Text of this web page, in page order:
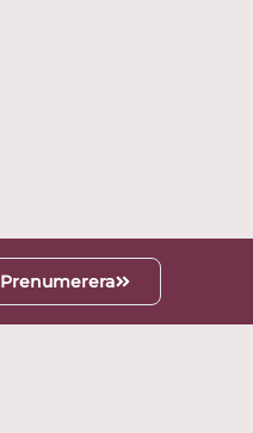
Prenumerera